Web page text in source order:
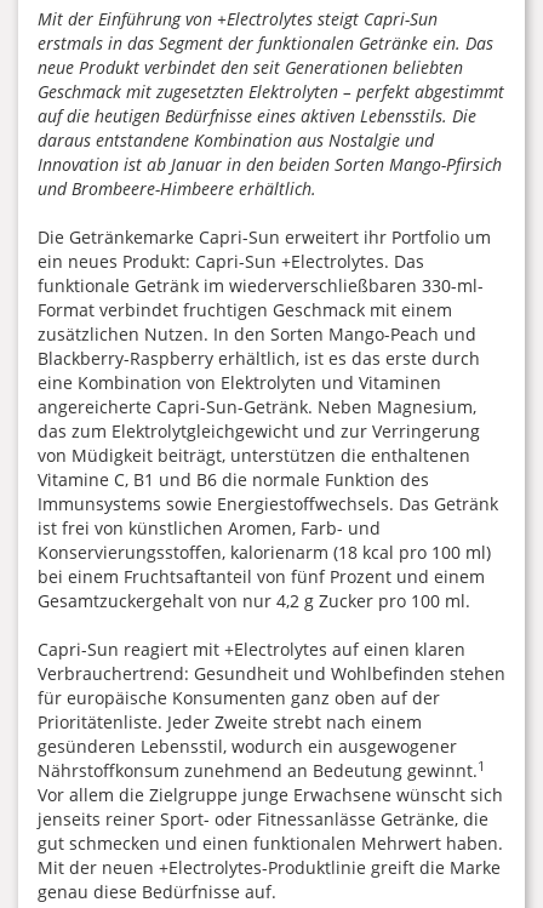
Mit der Einführung von +Electrolytes steigt Capri-Sun
erstmals in das Segment der funktionalen Getränke ein. Das
neue Produkt verbindet den seit Generationen beliebten
Geschmack mit zugesetzten Elektrolyten – perfekt abgestimmt
auf die heutigen Bedürfnisse eines aktiven Lebensstils. Die
daraus entstandene Kombination aus Nostalgie und
Innovation ist ab Januar in den beiden Sorten Mango-Pfirsich
und Brombeere-Himbeere erhältlich.
Die Getränkemarke Capri-Sun erweitert ihr Portfolio um
ein neues Produkt: Capri-Sun +Electrolytes. Das
funktionale Getränk im wiederverschließbaren 330-ml-
Format verbindet fruchtigen Geschmack mit einem
zusätzlichen Nutzen. In den Sorten Mango-Peach und
Blackberry-Raspberry erhältlich, ist es das erste durch
eine Kombination von Elektrolyten und Vitaminen
angereicherte Capri-Sun-Getränk. Neben Magnesium,
das zum Elektrolytgleichgewicht und zur Verringerung
von Müdigkeit beiträgt, unterstützen die enthaltenen
Vitamine C, B1 und B6 die normale Funktion des
Immunsystems sowie Energiestoffwechsels. Das Getränk
ist frei von künstlichen Aromen, Farb- und
Konservierungsstoffen, kalorienarm (18 kcal pro 100 ml)
bei einem Fruchtsaftanteil von fünf Prozent und einem
Gesamtzuckergehalt von nur 4,2 g Zucker pro 100 ml.
Capri-Sun reagiert mit +Electrolytes auf einen klaren
Verbrauchertrend: Gesundheit und Wohlbefinden stehen
für europäische Konsumenten ganz oben auf der
Prioritätenliste. Jeder Zweite strebt nach einem
gesünderen Lebensstil, wodurch ein ausgewogener
Nährstoffkonsum zunehmend an Bedeutung gewinnt.1
Vor allem die Zielgruppe junge Erwachsene wünscht sich
jenseits reiner Sport- oder Fitnessanlässe Getränke, die
gut schmecken und einen funktionalen Mehrwert haben.
Mit der neuen +Electrolytes-Produktlinie greift die Marke
genau diese Bedürfnisse auf.